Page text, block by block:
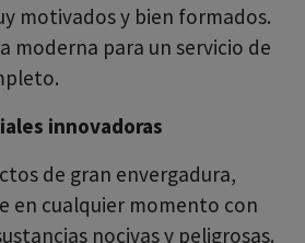
motivados y bien formados.
moderna para un servicio de
innovadoras
de gran envergadura,
en cualquier momento con
nocivas y peligrosas.